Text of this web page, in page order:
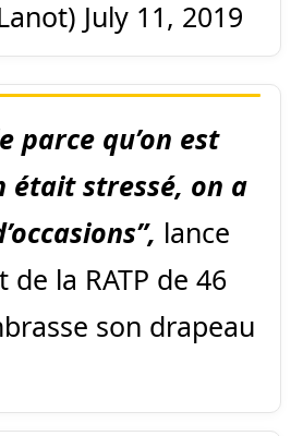
July 11, 2019
parce qu’on est
était stressé, on a
lance
de la RATP de 46
son drapeau